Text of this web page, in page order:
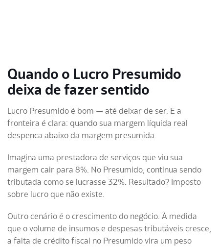
Quando o Lucro Presumido
deixa de fazer sentido
Lucro Presumido é bom — até deixar de ser. E a
fronteira é clara: quando sua margem líquida real
despenca abaixo da margem presumida.
Imagina uma prestadora de serviços que viu sua
margem cair para 8%. No Presumido, continua sendo
tributada como se lucrasse 32%. Resultado? Imposto
sobre lucro que não existe.
Outro cenário é o crescimento do negócio. À medida
que o volume de insumos e despesas tributáveis cresce,
a falta de crédito fiscal no Presumido vira um peso